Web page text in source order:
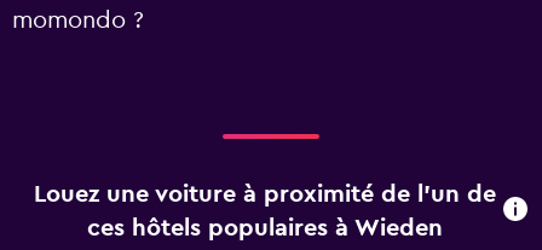
momondo ?
Louez une voiture à proximité de l’un de
ces hôtels populaires à Wieden